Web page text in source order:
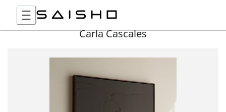
Carla Cascales